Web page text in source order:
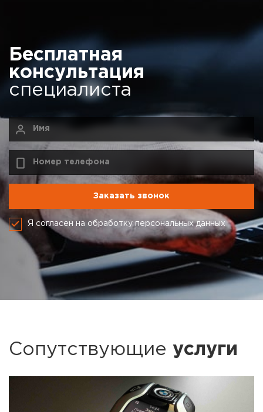
Бесплатная
консультация
специалиста
Я согласен на обработку персональных данных
Сопутствующие услуги